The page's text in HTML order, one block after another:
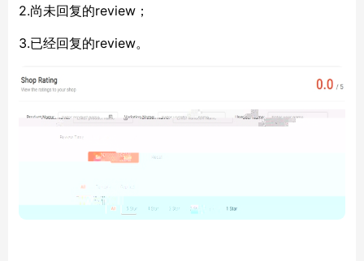
2.尚未回复的review；
3.已经回复的review。